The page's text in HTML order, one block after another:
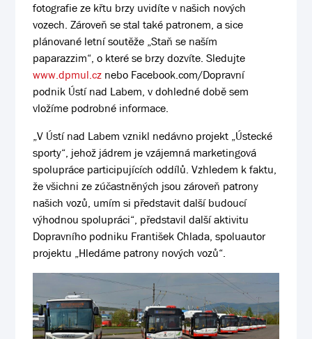
fotografie ze křtu brzy uvidíte v našich nových
vozech. Zároveň se stal také patronem, a sice
plánované letní soutěže „Staň se naším
paparazzim“, o které se brzy dozvíte. Sledujte
www.dpmul.cz nebo Facebook.com/Dopravní
podnik Ústí nad Labem, v dohledné době sem
vložíme podrobné informace.
„V Ústí nad Labem vznikl nedávno projekt „Ústecké
sporty“, jehož jádrem je vzájemná marketingová
spolupráce participujících oddílů. Vzhledem k faktu,
že všichni ze zúčastněných jsou zároveň patrony
našich vozů, umím si představit další budoucí
výhodnou spolupráci“, představil další aktivitu
Dopravního podniku František Chlada, spoluautor
projektu „Hledáme patrony nových vozů“.